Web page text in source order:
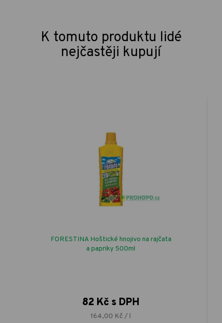
K tomuto produktu lidé
nejčastěji kupují
FORESTINA Hoštické hnojivo na rajčata
a papriky 500ml
82 Kč s DPH
164,00 Kč / l